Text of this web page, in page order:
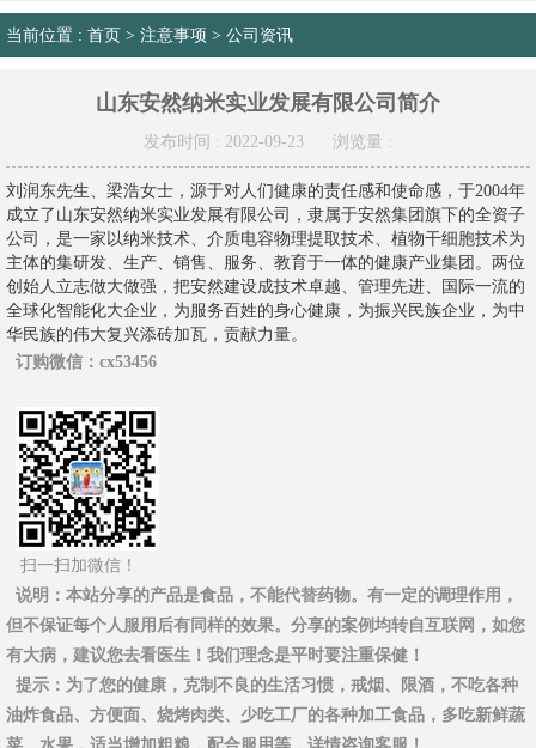
当前位置 : 首页 > 注意事项 > 公司资讯
山东安然纳米实业发展有限公司简介
发布时间 : 2022-09-23 浏览量 :
刘润东先生、梁浩女士，源于对人们健康的责任感和使命感，于2004年
成立了山东安然纳米实业发展有限公司，隶属于安然集团旗下的全资子
公司，是一家以纳米技术、介质电容物理提取技术、植物干细胞技术为
主体的集研发、生产、销售、服务、教育于一体的健康产业集团。两位
创始人立志做大做强，把安然建设成技术卓越、管理先进、国际一流的
全球化智能化大企业，为服务百姓的身心健康，为振兴民族企业，为中
华民族的伟大复兴添砖加瓦，贡献力量。
订购微信 ：cx53456
扫一扫加微信！
说明 ：本站分享的产品是食品，不能代替药物。有一定的调理作用，
但不保证每个人服用后有同样的效果。分享的案例均转自互联网，如您
有大病，建议您去看医生！我们理念是平时要注重保健！
提示 ：为了您的健康，克制不良的生活习惯，戒烟、限酒，不吃各种
油炸食品、方便面、烧烤肉类、少吃工厂的各种加工食品，多吃新鲜蔬